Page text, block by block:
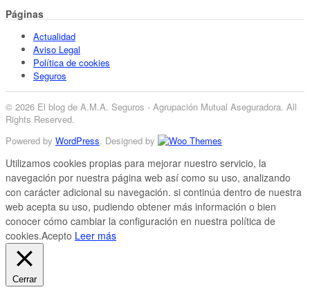
Páginas
Actualidad
Aviso Legal
Política de cookies
Seguros
© 2026 El blog de A.M.A. Seguros - Agrupación Mutual Aseguradora. All
Rights Reserved.
Powered by WordPress. Designed by
Utilizamos cookies propias para mejorar nuestro servicio, la
navegación por nuestra página web así como su uso, analizando
con carácter adicional su navegación. si continúa dentro de nuestra
web acepta su uso, pudiendo obtener más información o bien
conocer cómo cambiar la configuración en nuestra política de
cookies.Acepto Leer más
Cerrar